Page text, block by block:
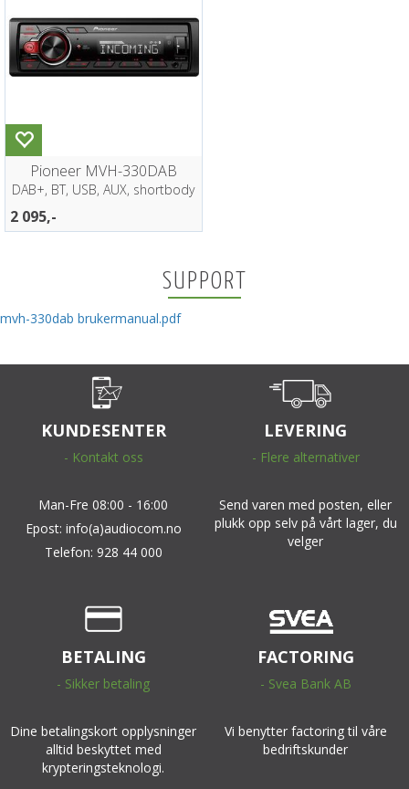
Pioneer MVH-330DAB
DAB+, BT, USB, AUX, shortbody
2 095,-
SUPPORT
mvh-330dab brukermanual.pdf
KUNDESENTER
- Kontakt oss
Man-Fre 08:00 - 16:00
Epost: info(a)audiocom.no
Telefon: 928 44 000
LEVERING
- Flere alternativer
Send varen med posten, eller
plukk opp selv på vårt lager, du
velger
BETALING
- Sikker betaling
Dine betalingskort opplysninger
alltid beskyttet med
krypteringsteknologi.
FACTORING
- Svea Bank AB
Vi benytter factoring til våre
bedriftskunder